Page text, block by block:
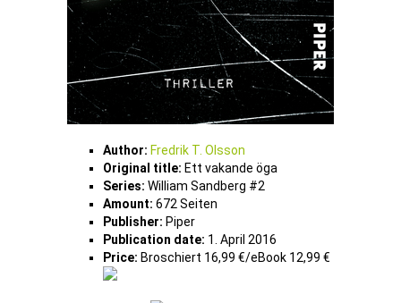
Author: Fredrik T. Olsson
Original title: Ett vakande öga
Series: William Sandberg #2
Amount: 672 Seiten
Publisher: Piper
Publication date: 1. April 2016
Price: Broschiert 16,99 €/eBook 12,99 €